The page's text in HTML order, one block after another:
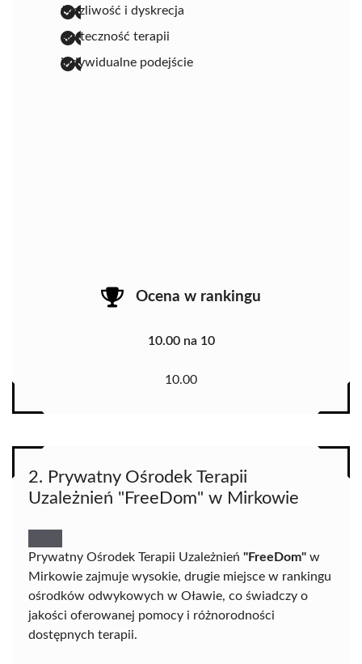
życzliwość i dyskrecja
skuteczność terapii
indywidualne podejście
Ocena w rankingu
10.00 na 10
10.00
2. Prywatny Ośrodek Terapii
Uzależnień "FreeDom" w Mirkowie
Prywatny Ośrodek Terapii Uzależnień "FreeDom" w
Mirkowie zajmuje wysokie, drugie miejsce w rankingu
ośrodków odwykowych w Oławie, co świadczy o
jakości oferowanej pomocy i różnorodności
dostępnych terapii.